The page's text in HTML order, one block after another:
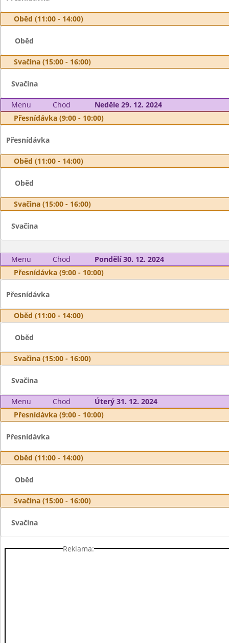
Oběd (11:00 - 14:00)
Oběd
Svačina (15:00 - 16:00)
Svačina
Menu Chod
Neděle 29. 12. 2024
Přesnídávka (9:00 - 10:00)
Přesnídávka
Oběd (11:00 - 14:00)
Oběd
Svačina (15:00 - 16:00)
Svačina
Menu Chod
Pondělí 30. 12. 2024
Přesnídávka (9:00 - 10:00)
Přesnídávka
Oběd (11:00 - 14:00)
Oběd
Svačina (15:00 - 16:00)
Svačina
Menu Chod
Úterý 31. 12. 2024
Přesnídávka (9:00 - 10:00)
Přesnídávka
Oběd (11:00 - 14:00)
Oběd
Svačina (15:00 - 16:00)
Svačina
Reklama: